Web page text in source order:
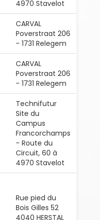
4970 Stavelot
CARVAL
Poverstraat 206
- 1731 Relegem
CARVAL
Poverstraat 206
- 1731 Relegem
Technifutur
Site du
Campus
Francorchamps
- Route du
Circuit, 60 à
4970 Stavelot
Rue pied du
Bois Gilles 52
4040 HERSTAL